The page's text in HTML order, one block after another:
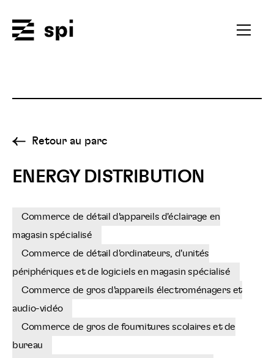
Ouvrir
Retour au parc
ENERGY DISTRIBUTION
Commerce de détail d'appareils d'éclairage en
magasin spécialisé
Commerce de détail d'ordinateurs, d'unités
périphériques et de logiciels en magasin spécialisé
Commerce de gros d'appareils électroménagers et
audio-vidéo
Commerce de gros de fournitures scolaires et de
bureau